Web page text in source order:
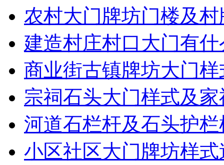
农村大门牌坊门楼及
建造村庄村口大门有
商业街古镇牌坊大门
宗祠石头大门样式及
河道石栏杆及石头护
小区社区大门牌坊样